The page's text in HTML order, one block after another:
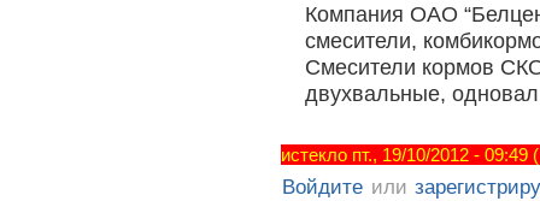
Компания ОАО
смесители,
Смесители кормов
двухвальные,
истекло пт., 19/10/2012 -
Войдите или